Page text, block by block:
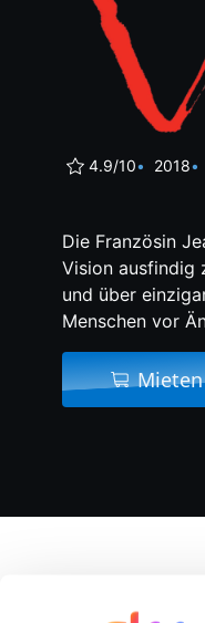
4.9/10 2018
Die Französin
Vision ausfindig
und über
Menschen vor
Mieten